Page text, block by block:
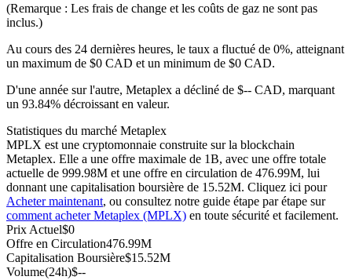
Futures utilisant l'USDC comme garantie
(Remarque : Les frais de change et les coûts de gaz ne sont pas
inclus.)
Au cours des 24 dernières heures, le taux a fluctué de 0%, atteignant
un maximum de $0 CAD et un minimum de $0 CAD.
D'une année sur l'autre, Metaplex a décliné de $-- CAD, marquant
un 93.84% décroissant en valeur.
Statistiques du marché Metaplex
MPLX est une cryptomonnaie construite sur la blockchain
Metaplex. Elle a une offre maximale de 1B, avec une offre totale
actuelle de 999.98M et une offre en circulation de 476.99M, lui
donnant une capitalisation boursière de 15.52M. Cliquez ici pour
Acheter maintenant, ou consultez notre guide étape par étape sur
comment acheter Metaplex (MPLX) en toute sécurité et facilement.
Prix Actuel$0
Offre en Circulation476.99M
Capitalisation Boursière$15.52M
Volume(24h)$--